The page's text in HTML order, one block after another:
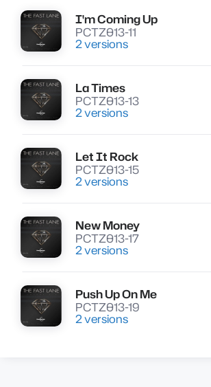
Lire
I'm Coming Up
PCTZ013-11
2 versions
Lire
La Times
PCTZ013-13
2 versions
Lire
Let It Rock
PCTZ013-15
2 versions
Lire
New Money
PCTZ013-17
2 versions
Lire
Push Up On Me
PCTZ013-19
2 versions